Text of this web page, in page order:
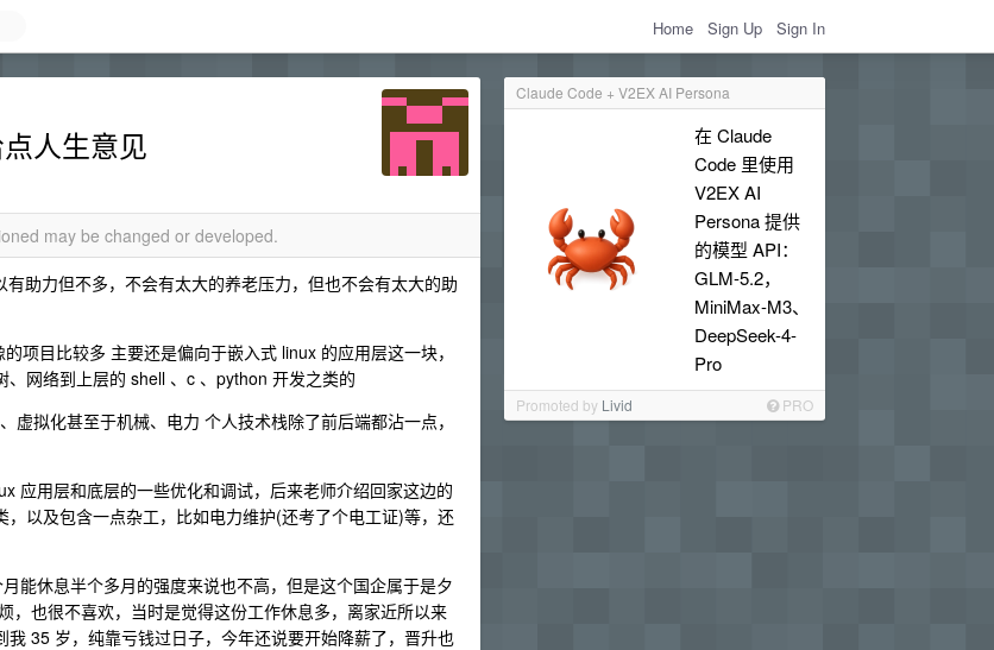
Home Sign Up Sign In
Claude Code + V2EX AI Persona
在 Claude
Code 里使用
V2EX AI
Persona 提供
的模型 API：
GLM-5.2，
MiniMax-M3、
DeepSeek-4-
Pro
Promoted by Livid PRO
人生意见
may be changed or developed.
助力但不多，不会有太大的养老压力，但也不会有太大的助
项目比较多 主要还是偏向于嵌入式 linux 的应用层这一块，
网络到上层的 shell 、c 、python 开发之类的
拟化甚至于机械、电力 个人技术栈除了前后端都沾一点，
应用层和底层的一些优化和调试，后来老师介绍回家这边的
以及包含一点杂工，比如电力维护(还考了个电工证)等，还
能休息半个多月的强度来说也不高，但是这个国企属于是夕
，也很不喜欢，当时是觉得这份工作休息多，离家近所以来
35 岁，纯靠亏钱过日子，今年还说要开始降薪了，晋升也